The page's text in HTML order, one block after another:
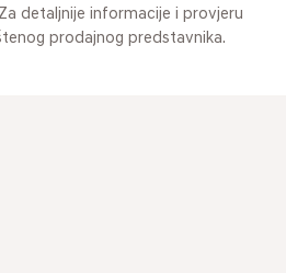
detaljnije informacije i provjeru
prodajnog predstavnika.